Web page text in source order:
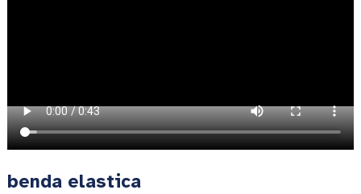
benda elastica